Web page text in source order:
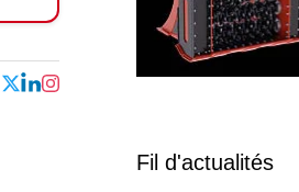
Fil d'actualités